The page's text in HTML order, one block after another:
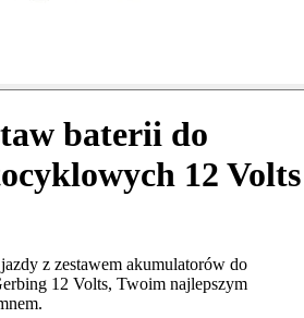
baterii do
12 Volts
z zestawem akumulatorów do
12 Volts, Twoim najlepszym